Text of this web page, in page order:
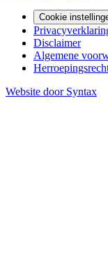
Cookie
Disclaimer
Algemene
Website door Syntax